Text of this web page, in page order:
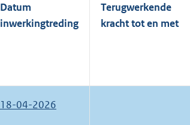
Datum
inwerkingtreding
Terugwerkende
kracht tot en met
18-04-2026